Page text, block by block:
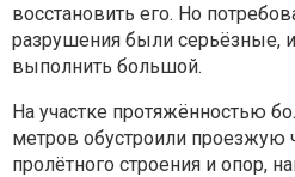
восстановить его. Но
разрушения были серьёзные,
выполнить большой.
На участке протяжённостью
метров обустроили проезжую
пролётного строения и опор,